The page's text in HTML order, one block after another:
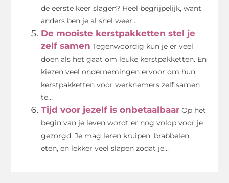
de eerste keer slagen? Heel begrijpelijk, want
anders ben je al snel weer...
De mooiste kerstpakketten stel je
zelf samen Tegenwoordig kun je er veel
doen als het gaat om leuke kerstpakketten. En
kiezen veel ondernemingen ervoor om hun
kerstpakketten voor werknemers zelf samen
te...
Tijd voor jezelf is onbetaalbaar Op het
begin van je leven wordt er nog volop voor je
gezorgd. Je mag leren kruipen, brabbelen,
eten, en lekker veel slapen zodat je...